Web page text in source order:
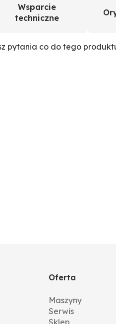
Wsparcie
techniczne
pytania co do tego
Oferta
Maszyny
Serwis
Sklep